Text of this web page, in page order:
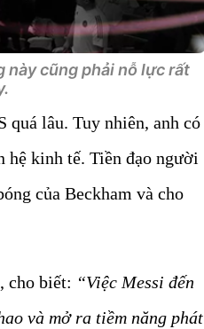
này cũng phải nỗ lực rất
quá lâu. Tuy nhiên, anh có
kinh tế. Tiền đạo người
của Beckham và cho
cho biết: “Việc Messi đến
và mở ra tiềm năng phát